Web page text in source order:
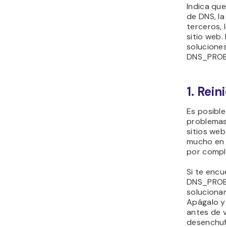
Indica
de DNS,
terceros,
sitio web.
1.
Es
sitios
mucho
por
Si te
Apágalo
antes de